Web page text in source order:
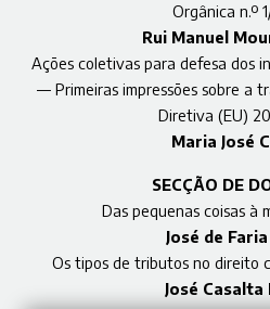
Orgânica n.º
Rui Manuel
Ações coletivas para defesa dos
— Primeiras impressões sobre a
Diretiva (EU)
Maria José
SECÇÃO DE
Das pequenas coisas à
José de
Os tipos de tributos no direito
José Casalta